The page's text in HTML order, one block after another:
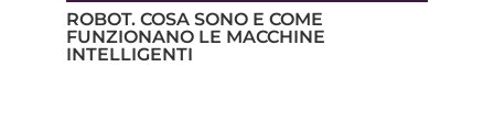
ROBOT. COSA SONO E COME
FUNZIONANO LE MACCHINE
INTELLIGENTI